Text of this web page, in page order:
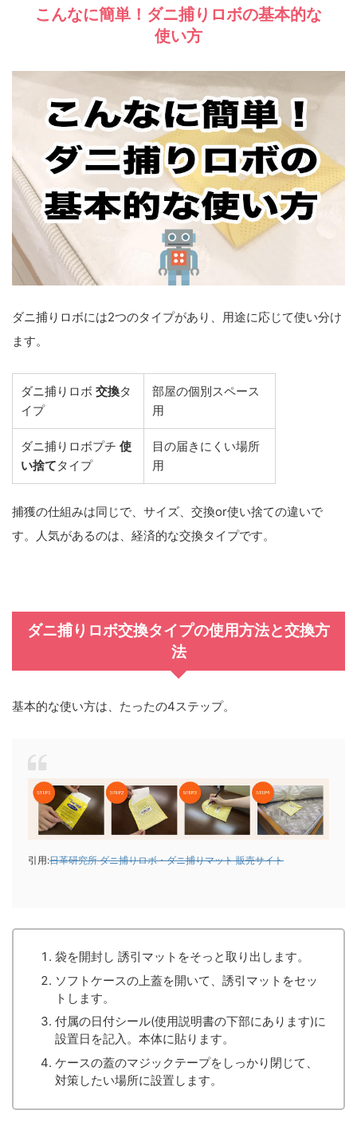
こんなに簡単！ダニ捕りロボの基本的な
使い方
ダニ捕りロボには2つのタイプがあり、用途に応じて使い分け
ます。
ダニ捕りロボ 交換タ
イプ
部屋の個別スペース
用
ダニ捕りロボプチ 使
い捨てタイプ
目の届きにくい場所
用
捕獲の仕組みは同じで、サイズ、交換or使い捨ての違いで
す。
人気があるのは、経済的な交換タイプです。
ダニ捕りロボ交換タイプの使用方法と交換方
法
基本的な使い方は、たったの4ステップ。
引用:日革研究所 ダニ捕りロボ・ダニ捕りマット 販売サイト
袋を開封し 誘引マットをそっと取り出します。
ソフトケースの上蓋を開いて、誘引マットをセッ
トします。
付属の日付シール(使用説明書の下部にあります)に
設置日を記入。本体に貼ります。
ケースの蓋のマジックテープをしっかり閉じて、
対策したい場所に設置します。